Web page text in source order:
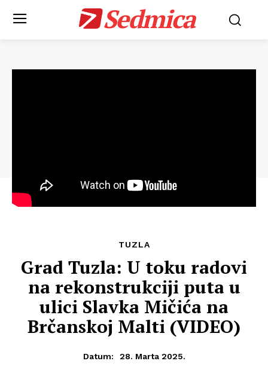
Sedmica
TUZLA
Grad Tuzla: U toku radovi
na rekonstrukciji puta u
ulici Slavka Mičića na
Brčanskoj Malti (VIDEO)
Datum: 28. Marta 2025.